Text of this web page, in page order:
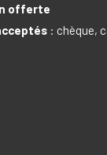
offerte
: chèque,